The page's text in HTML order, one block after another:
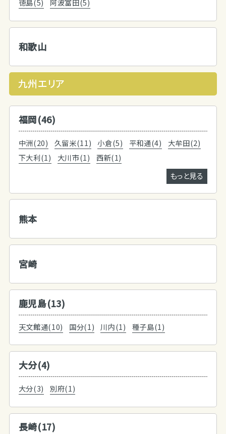
徳島(5) 阿波富田(5)
和歌山
九州エリア
福岡(46)
中洲(20) 久留米(11) 小倉(5) 平和通(4)
大牟田(2)
下大利(1)
大川市(1)
西新(1)
もっと見る
熊本
宮崎
鹿児島(13)
天文館通(10) 国分(1) 川内(1) 種子島(1)
大分(4)
大分(3) 別府(1)
長崎(17)